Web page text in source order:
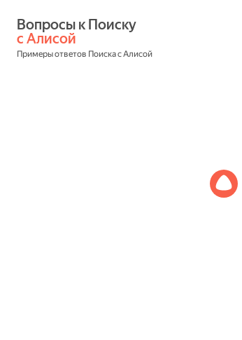
с Алисой
Примеры ответов Поиска с Алисой